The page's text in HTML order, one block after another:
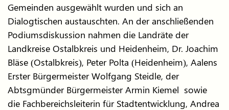
Gemeinden ausgewählt wurden und sich an
Dialogtischen austauschten. An der anschließenden
Podiumsdiskussion nahmen die Landräte der
Landkreise Ostalbkreis und Heidenheim, Dr. Joachim
Bläse (Ostalbkreis), Peter Polta (Heidenheim), Aalens
Erster Bürgermeister Wolfgang Steidle, der
Abtsgmünder Bürgermeister Armin Kiemel sowie
die Fachbereichsleiterin für Stadtentwicklung, Andrea